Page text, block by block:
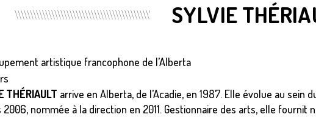
SYLVIE
artistique francophone de l’Alberta
THÉRIAULT arrive en Alberta, de l’Acadie, en 1987. Elle évolue au
2006, nommée à la direction en 2011. Gestionnaire des arts, elle